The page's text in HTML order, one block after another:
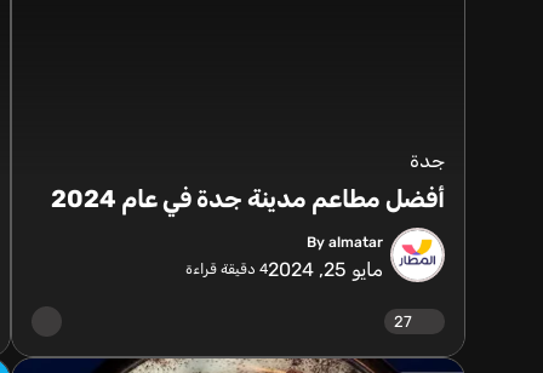
جدة
أفضل مطاعم مدينة جدة في عام 2024
By almatar
مايو 25, 2024 4 دقيقة قراءة
27